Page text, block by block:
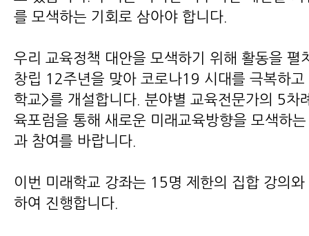
를 모색하는 기회로 삼아야 합니다.
우리 교육정책 대안을 모색하기 위해 활동을 펼
창립 12주년을 맞아 코로나19 시대를 극복하
학교>를 개설합니다. 분야별 교육전문가의 5차
육포럼을 통해 새로운 미래교육방향을 모색하
과 참여를 바랍니다.
이번 미래학교 강좌는 15명 제한의 집합 강의
하여 진행합니다.